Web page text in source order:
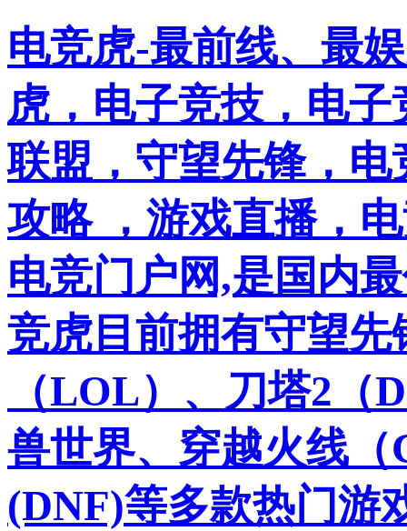
电竞虎-最前线、最
虎，电子竞技，电
联盟，守望先锋，
攻略 ，游戏直播，
电竞门户网,是国内
竞虎目前拥有守望
（LOL）、刀塔2（
兽世界、穿越火线
(DNF)等多款热门游